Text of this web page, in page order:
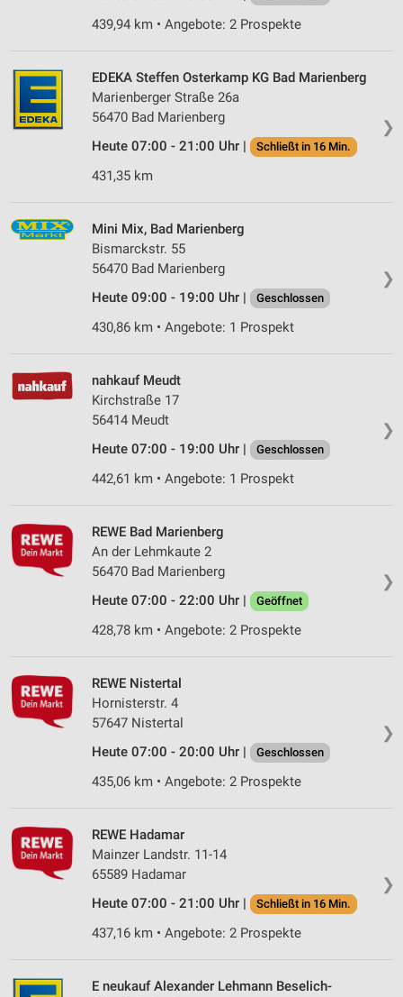
439,94 km • Angebote: 2 Prospekte
❯
EDEKA Steffen Osterkamp KG Bad Marienberg
Marienberger Straße 26a
56470 Bad Marienberg
Heute 07:00 - 21:00 Uhr |
Schließt in 16 Min.
431,35 km
❯
Mini Mix, Bad Marienberg
Bismarckstr. 55
56470 Bad Marienberg
Heute 09:00 - 19:00 Uhr |
Geschlossen
430,86 km • Angebote: 1 Prospekt
❯
nahkauf Meudt
Kirchstraße 17
56414 Meudt
Heute 07:00 - 19:00 Uhr |
Geschlossen
442,61 km • Angebote: 1 Prospekt
❯
REWE Bad Marienberg
An der Lehmkaute 2
56470 Bad Marienberg
Heute 07:00 - 22:00 Uhr |
Geöffnet
428,78 km • Angebote: 2 Prospekte
❯
REWE Nistertal
Hornisterstr. 4
57647 Nistertal
Heute 07:00 - 20:00 Uhr |
Geschlossen
435,06 km • Angebote: 2 Prospekte
❯
REWE Hadamar
Mainzer Landstr. 11-14
65589 Hadamar
Heute 07:00 - 21:00 Uhr |
Schließt in 16 Min.
437,16 km • Angebote: 2 Prospekte
E neukauf Alexander Lehmann Beselich-